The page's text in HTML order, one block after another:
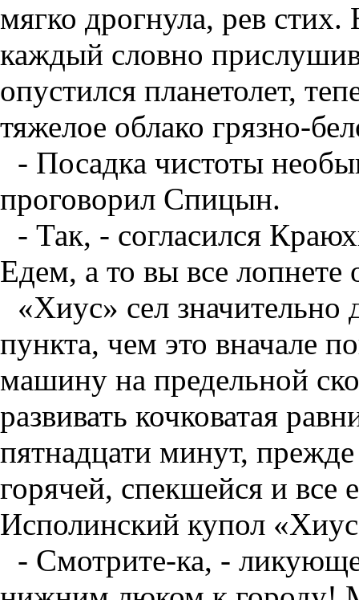
мягко дрогнула, рев
каждый словно
опустился планетолет,
тяжелое облако грязно-
- Посадка чистоты
проговорил Спицын.
- Так, - согласился
Едем, а то вы все лопнете
«Хиус» сел значительно
пункта, чем это вначале
машину на предельной
развивать кочковатая
пятнадцати минут,
горячей, спекшейся и
Исполинский купол
- Смотрите-ка, -